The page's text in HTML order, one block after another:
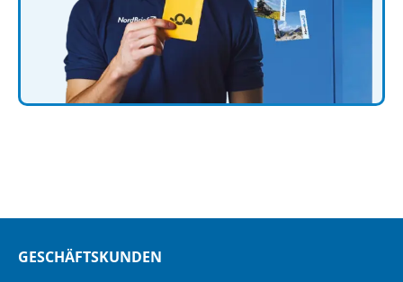
GESCHÄFTSKUNDEN